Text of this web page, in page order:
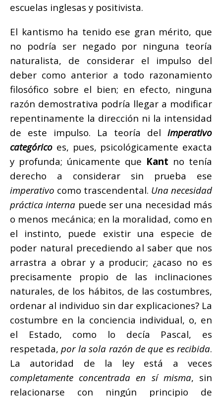
escuelas inglesas y positivista.
El kantismo ha tenido ese gran mérito, que
no podría ser negado por ninguna teoría
naturalista, de considerar el impulso del
deber como anterior a todo razonamiento
filosófico sobre el bien; en efecto, ninguna
razón demostrativa podría llegar a modificar
repentinamente la dirección ni la intensidad
de este impulso. La teoría del imperativo
categórico es, pues, psicológicamente exacta
y profunda; únicamente que Kant no tenía
derecho a considerar sin prueba ese
imperativo como trascendental. Una necesidad
práctica interna puede ser una necesidad más
o menos mecánica; en la moralidad, como en
el instinto, puede existir una especie de
poder natural precediendo al saber que nos
arrastra a obrar y a producir; ¿acaso no es
precisamente propio de las inclinaciones
naturales, de los hábitos, de las costumbres,
ordenar al individuo sin dar explicaciones? La
costumbre en la conciencia individual, o, en
el Estado, como lo decía Pascal, es
respetada,por la sola razón de que es recibida.
La autoridad de la ley está a veces
completamente concentrada en sí misma, sin
relacionarse con ningún principio de